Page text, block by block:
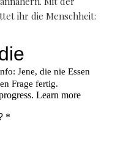
ihr die Menschheit: